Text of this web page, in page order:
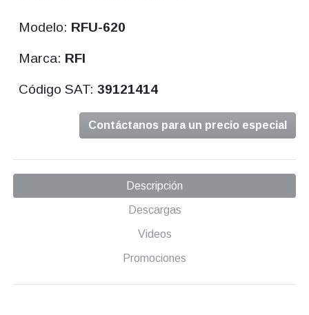
Modelo: RFU-620
Marca: RFI
Código SAT:39121414
Contáctanos para un precio especial
Descripción
Descargas
Videos
Promociones